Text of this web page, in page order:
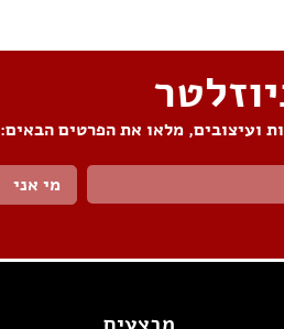
ועיצובים, מלאו את הפרטים הבאים:
מי אני